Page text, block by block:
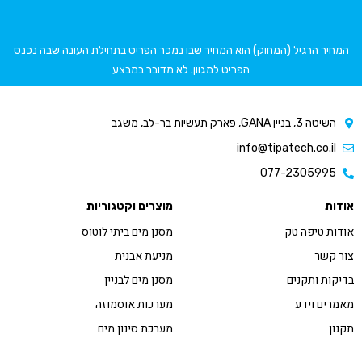
המחיר הרגיל (המחוק) הוא המחיר שבו נמכר הפריט בתחילת העונה שבה נכנס
הפריט למגוון. לא מדובר במבצע
השיטה 3, בניין GANA, פארק תעשיות בר-לב, משגב
info@tipatech.co.il
077-2305995
אודות
אודות טיפה טק
צור קשר
בדיקות ותקנים
מאמרים וידע
תקנון
מוצרים וקטגוריות
מסנן מים ביתי לוטוס
מניעת אבנית
מסנן מים לבניין
מערכות אוסמוזה
מערכת סינון מים